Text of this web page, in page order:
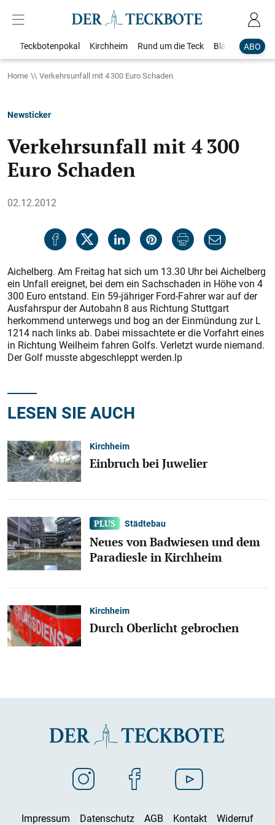
ABO
Teckbotenpokal Kirchheim Rund um die Teck Blaulicht
Home Verkehrsunfall mit 4 300 Euro Schaden
Newsticker
Verkehrsunfall mit 4 300
Euro Schaden
02.12.2012
Aichelberg. Am Freitag hat sich um 13.30 Uhr bei Aichelberg
ein Unfall ereignet, bei dem ein Sachschaden in Höhe von 4
300 Euro entstand. Ein 59-jähriger Ford-Fahrer war auf der
Ausfahrspur der Autobahn 8 aus Richtung Stuttgart
herkommend unterwegs und bog an der Einmündung zur L
1214 nach links ab. Dabei missachtete er die Vorfahrt eines
in Richtung Weilheim fahren Golfs. Verletzt wurde niemand.
Der Golf musste abgeschleppt werden.lp
LESEN SIE AUCH
Kirchheim
Einbruch bei Juwelier
Städtebau
Neues von Badwiesen und dem
Paradiesle in Kirchheim
Kirchheim
Durch Oberlicht gebrochen
Impressum Datenschutz AGB Kontakt Widerruf